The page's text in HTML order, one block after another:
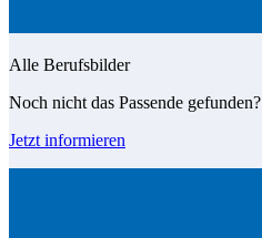
Alle Berufsbilder
Noch nicht das Passende gefunden?
Jetzt informieren